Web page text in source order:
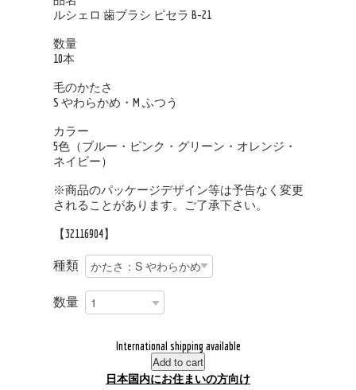
ルシェロ 歯ブラシ ピセラ B-21
数量
10本
毛のかたさ
S やわらかめ・M ふつう
カラー
5色（ブルー・ピンク・グリーン・オレンジ・
ネイビー）
※商品のパッケージデザイン等は予告なく変更
されることがあります。ご了承下さい。
【32116904】
種類
数量
International shipping available
Add to cart
日本国内にお住まいの方向け